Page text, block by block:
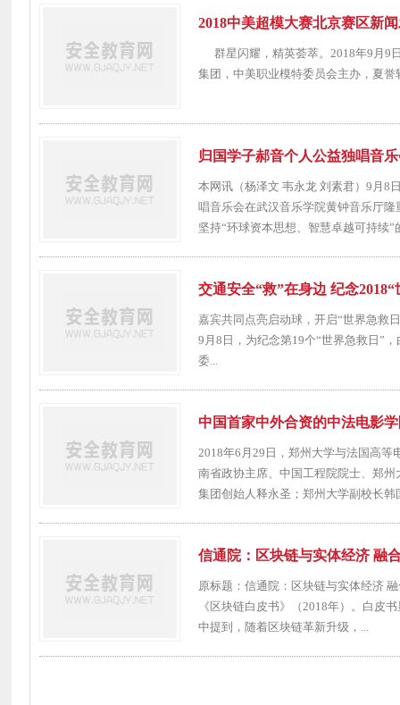
2018中美超模大赛北京赛区新
群星闪耀，精英荟萃。2018年9月9
集团，中美职业模特委员会主办，夏
归国学子郝音个人公益独唱音
本网讯（杨泽文 韦永龙 刘素君）9月8
唱音乐会在武汉音乐学院黄钟音乐厅
坚持“环球资本思想、智慧卓越可持续”
交通安全“救”在身边 纪念
嘉宾共同点亮启动球，开启“世界急救
9月8日，为纪念第19个“世界急救日”
委...
中国首家中外合资的中法电影
2018年6月29日，郑州大学与法国高等
南省政协主席、中国工程院院士、郑
集团创始人释永圣；郑州大学副校长韩
信通院：区块链与实体经济 融
原标题：信通院：区块链与实体经济
《区块链白皮书》（2018年）。白
中提到，随着区块链革新升级，...